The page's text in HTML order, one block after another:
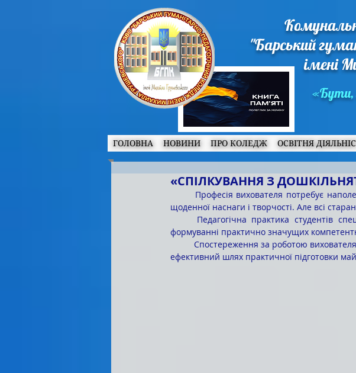
"Барський
імені
«Бути,
ГОЛОВНА НОВИНИ ПРО КОЛЕДЖ ОСВІТНЯ
«СПІЛКУВАННЯ З
щоденної наснаги і творчості. Але всі
формуванні практично значущих
	Спостереження за роботою вихователя і проведення пробних занять у закладах дошкільної освіти –
ефективний шлях практичної підготовки